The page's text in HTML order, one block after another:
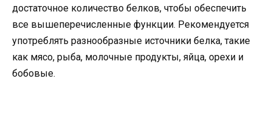
достаточное количество белков, чтобы обеспечить
все вышеперечисленные функции. Рекомендуется
употреблять разнообразные источники белка, такие
как мясо, рыба, молочные продукты, яйца, орехи и
бобовые.